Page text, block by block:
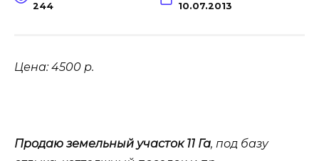
244 10.07.2013
Цена: 4500 р.
Продаю земельный участок 11 Га, под базу